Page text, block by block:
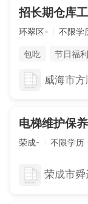
招长期仓库
环翠区- 不限学
包吃 节日福利
威海市
电梯维护保养
荣成- 不限学历
荣成市舜